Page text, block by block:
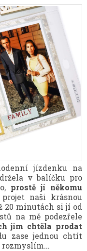
jízdenku na
v balíčku pro
prostě jí někomu
naši krásnou
20 minutách si jí od
na mě podezřele
jim chtěla prodat
zase jednou chtít
rozmyslím...